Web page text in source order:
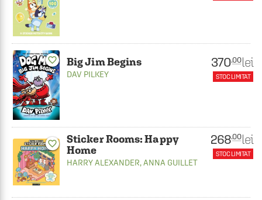
favorite_border Big Jim Begins
DAV PILKEY
370.00 lei
STOC LIMITAT
favorite_border
Sticker Rooms: Happy
Home
HARRY ALEXANDER,ANNA GUILLET
268.00 lei
STOC LIMITAT